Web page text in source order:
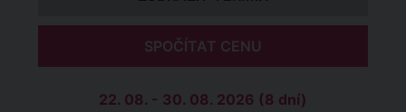
SPOČÍTAT CENU
22. 08. - 30. 08. 2026 (8 dní)